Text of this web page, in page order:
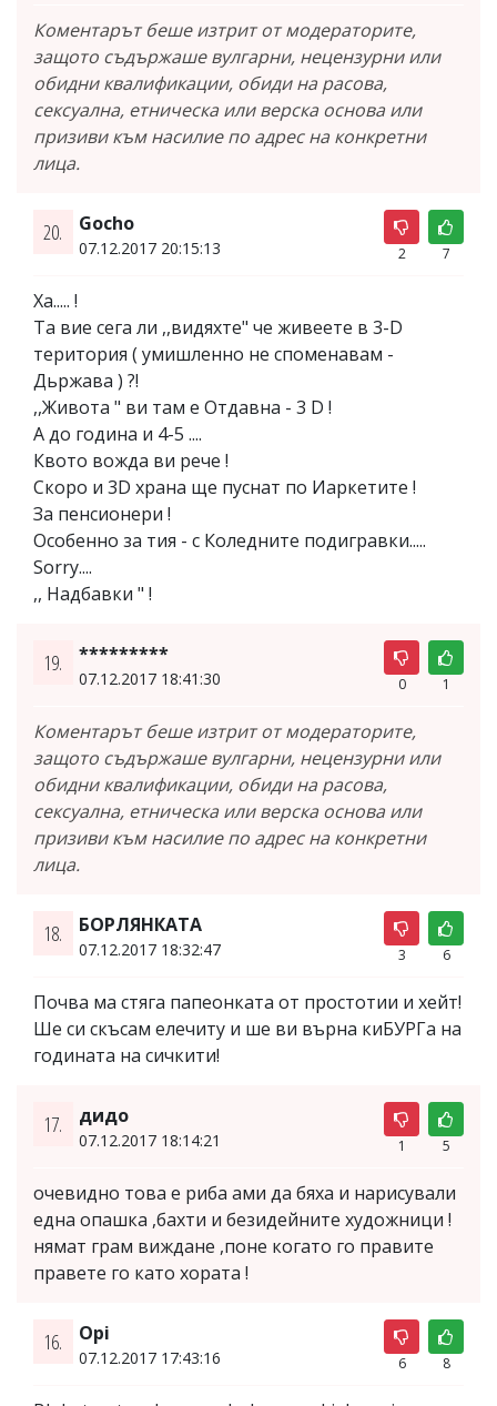
Коментарът беше изтрит от модераторите,
защото съдържаше вулгарни, нецензурни или
обидни квалификации, обиди на расова,
сексуална, етническа или верска основа или
призиви към насилие по адрес на конкретни
лица.
20. Gocho
07.12.2017 20:15:13 2 7
Ха..... !
Та вие сега ли ,,видяхте" че живеете в 3-D
територия ( умишленно не споменавам -
Дьржава ) ?!
,,Живота " ви там е Отдавна - 3 D !
А до година и 4-5 ....
Квото вожда ви рече !
Скоро и 3D храна ще пуснат по Иаркетите !
За пенсионери !
Особенно за тия - с Коледните подигравки.....
Sorry....
,, Надбавки " !
19. *********
07.12.2017 18:41:30 0 1
Коментарът беше изтрит от модераторите,
защото съдържаше вулгарни, нецензурни или
обидни квалификации, обиди на расова,
сексуална, етническа или верска основа или
призиви към насилие по адрес на конкретни
лица.
18. БОРЛЯНКАТА
07.12.2017 18:32:47 3 6
Почва ма стяга папеонката от простотии и хейт!
Ше си скъсам елечиту и ше ви върна киБУРГа на
годината на сичкити!
17. дидо
07.12.2017 18:14:21 1 5
очевидно това е риба ами да бяха и нарисували
една опашка ,бахти и безидейните художници !
нямат грам виждане ,поне когато го правите
правете го като хората !
16. Opi
07.12.2017 17:43:16 6 8